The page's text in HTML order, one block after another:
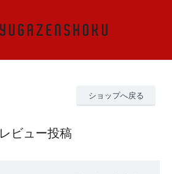
ショップへ戻る
レビュー投稿